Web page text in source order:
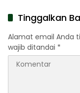
Tinggalkan
Alamat email Anda
wajib ditandai *